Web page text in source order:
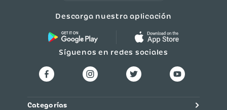
Descarga nuestra aplicación
Síguenos en redes sociales
Categorías